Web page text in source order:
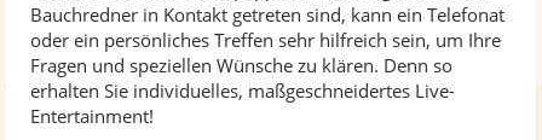
Bauchredner in Kontakt getreten sind, kann ein Telefonat
oder ein persönliches Treffen sehr hilfreich sein, um Ihre
Fragen und speziellen Wünsche zu klären. Denn so
erhalten Sie individuelles, maßgeschneidertes Live-
Entertainment!